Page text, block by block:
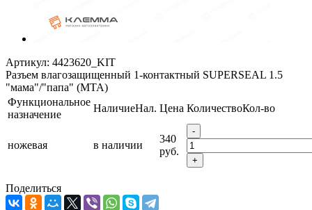
Артикул: 4423620_KIT
Разъем влагозащищенный 1-контактный SUPERSEAL 1.5
"мама"/"папа" (MTA)
Функциональное
назначение
НаличиеНал. Цена КоличествоКол-во
ножевая в наличии
340
руб.
-
+
Поделиться